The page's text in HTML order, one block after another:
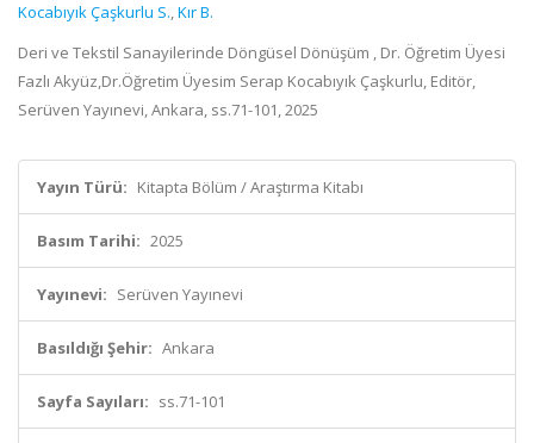
Kocabıyık Çaşkurlu S.,Kır B.
Deri ve Tekstil Sanayilerinde Döngüsel Dönüşüm , Dr. Öğretim Üyesi
Fazlı Akyüz,Dr.Öğretim Üyesim Serap Kocabıyık Çaşkurlu, Editör,
Serüven Yayınevi, Ankara, ss.71-101, 2025
Yayın Türü: Kitapta Bölüm / Araştırma Kitabı
Basım Tarihi: 2025
Yayınevi: Serüven Yayınevi
Basıldığı Şehir: Ankara
Sayfa Sayıları: ss.71-101